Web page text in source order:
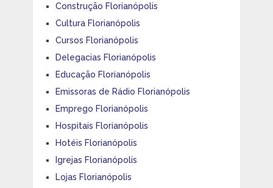
Construção Florianópolis
Cultura Florianópolis
Cursos Florianópolis
Delegacias Florianópolis
Educação Florianópolis
Emissoras de Rádio Florianópolis
Emprego Florianópolis
Hospitais Florianópolis
Hotéis Florianópolis
Igrejas Florianópolis
Lojas Florianópolis